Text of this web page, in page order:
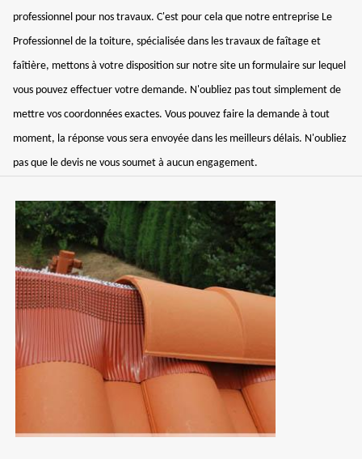
professionnel pour nos travaux. C'est pour cela que notre entreprise Le
Professionnel de la toiture, spécialisée dans les travaux de faîtage et
faîtière, mettons à votre disposition sur notre site un formulaire sur lequel
vous pouvez effectuer votre demande. N'oubliez pas tout simplement de
mettre vos coordonnées exactes. Vous pouvez faire la demande à tout
moment, la réponse vous sera envoyée dans les meilleurs délais. N'oubliez
pas que le devis ne vous soumet à aucun engagement.